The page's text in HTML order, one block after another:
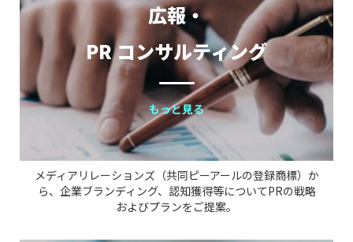
広報・
PR コンサルティング
もっと見る
メディアリレーションズ（共同ピーアールの登録商標）か
ら、企業ブランディング、認知獲得等についてPRの戦略
およびプランをご提案。